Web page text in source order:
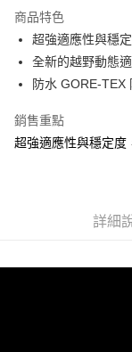
運送方式
宅配
每筆NT$100，滿
商品特色
超強適應性與穩
全新的越野動態
防水 GORE-TEX
銷售重點
超強適應性與穩定度
詳細